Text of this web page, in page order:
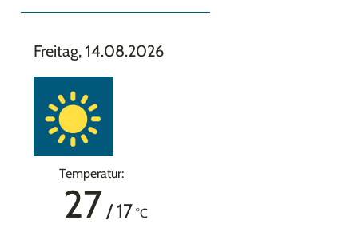
Freitag, 14.08.2026
Temperatur:
27/17 °C